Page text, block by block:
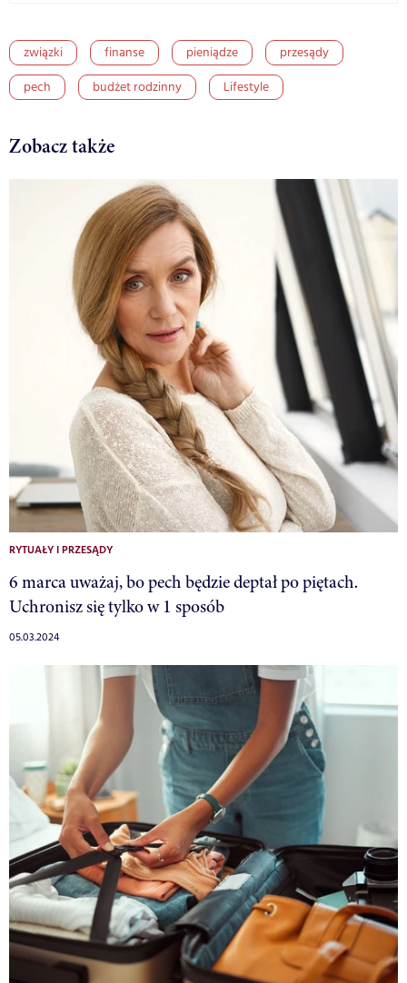
związki finanse pieniądze
przesądy
pech
budżet rodzinny Lifestyle
Zobacz także
RYTUAŁY I PRZESĄDY
6 marca uważaj, bo pech będzie deptał po piętach.
Uchronisz się tylko w 1 sposób
05.03.2024